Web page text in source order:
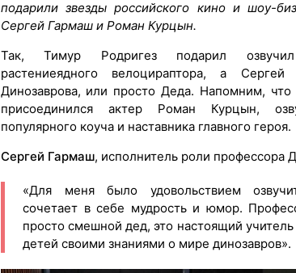
подарили звезды российского кино и шоу-
Сергей Гармаш и Роман Курцын.
Так, Тимур Родригез подарил
растениеядного велоцираптора, а
Динозаврова, или просто Деда. Напомним, что
присоединился актер Роман Курцын,
популярного коуча и наставника главного героя.
Сергей Гармаш, исполнитель роли профессора
«Для меня было удовольствием
сочетает в себе мудрость и юмор.
просто смешной дед, это настоящий
детей своими знаниями о мире динозавров».